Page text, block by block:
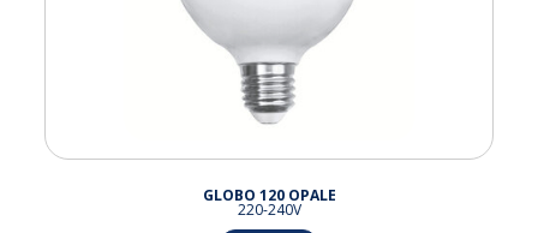
GLOBO 120 OPALE
220-240V